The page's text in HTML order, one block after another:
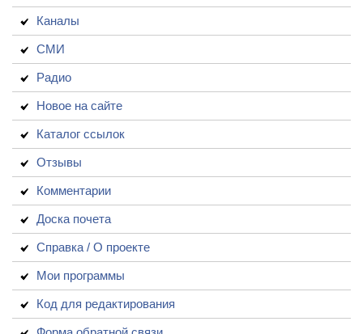
Каналы
СМИ
Радио
Новое на сайте
Каталог ссылок
Отзывы
Комментарии
Доска почета
Справка / О проекте
Мои программы
Код для редактирования